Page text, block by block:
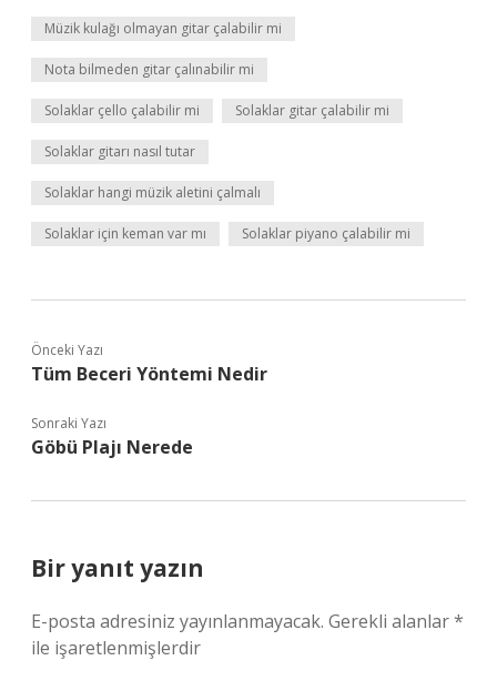
Müzik kulağı olmayan gitar çalabilir mi
Nota bilmeden gitar çalınabilir mi
Solaklar çello çalabilir mi Solaklar gitar çalabilir mi
Solaklar gitarı nasıl tutar
Solaklar hangi müzik aletini çalmalı
Solaklar için keman var mı Solaklar piyano çalabilir mi
Önceki Yazı
Tüm Beceri Yöntemi Nedir
Sonraki Yazı
Göbü Plajı Nerede
Bir yanıt yazın
E-posta adresiniz yayınlanmayacak. Gerekli alanlar*
ile işaretlenmişlerdir